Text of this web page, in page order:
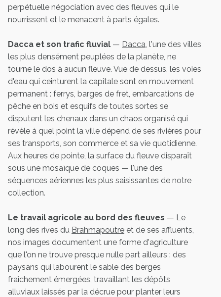
perpétuelle négociation avec des fleuves qui le
nourrissent et le menacent à parts égales.
Dacca et son trafic fluvial — Dacca, l'une des villes
les plus densément peuplées de la planète, ne
tourne le dos à aucun fleuve. Vue de dessus, les voies
d'eau qui ceinturent la capitale sont en mouvement
permanent : ferrys, barges de fret, embarcations de
pêche en bois et esquifs de toutes sortes se
disputent les chenaux dans un chaos organisé qui
révèle à quel point la ville dépend de ses rivières pour
ses transports, son commerce et sa vie quotidienne.
Aux heures de pointe, la surface du fleuve disparaît
sous une mosaïque de coques — l'une des
séquences aériennes les plus saisissantes de notre
collection.
Le travail agricole au bord des fleuves — Le
long des rives du Brahmapoutre et de ses affluents,
nos images documentent une forme d'agriculture
que l'on ne trouve presque nulle part ailleurs : des
paysans qui labourent le sable des berges
fraîchement émergées, travaillant les dépôts
alluviaux laissés par la décrue pour planter leurs